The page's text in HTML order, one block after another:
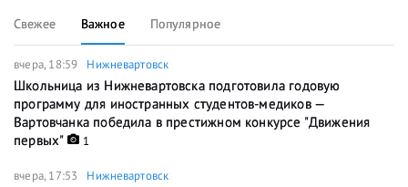
Свежее Важное Популярное
вчера, 18:59 Нижневартовск
Школьница из Нижневартовска подготовила годовую
программу для иностранных студентов-медиков —
Вартовчанка победила в престижном конкурсе "Движения
первых"
1
вчера, 17:53 Нижневартовск